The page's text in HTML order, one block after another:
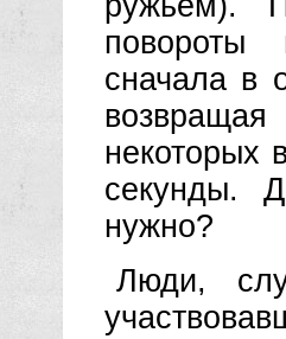
повороты
сначала в
некоторых
секунды.
нужно?
Люди,